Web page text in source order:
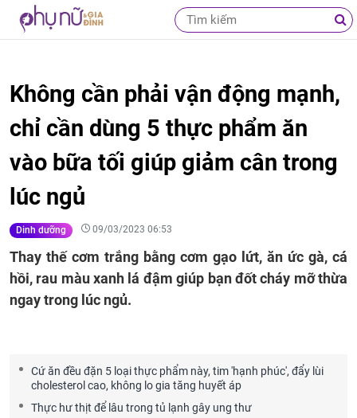
Không cần phải vận động mạnh,
chỉ cần dùng 5 thực phẩm ăn
vào bữa tối giúp giảm cân trong
lúc ngủ
Dinh dưỡng 09/03/2023 06:53
Thay thế cơm trắng bằng cơm gạo lứt, ăn ức gà, cá
hồi, rau màu xanh lá đậm giúp bạn đốt cháy mỡ thừa
ngay trong lúc ngủ.
Cứ ăn đều đặn 5 loại thực phẩm này, tim 'hạnh phúc', đẩy lùi
cholesterol cao, không lo gia tăng huyết áp
Thực hư thịt để lâu trong tủ lạnh gây ung thư